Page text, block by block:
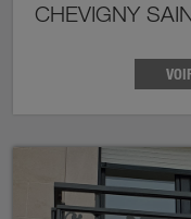
CHEVIGNY